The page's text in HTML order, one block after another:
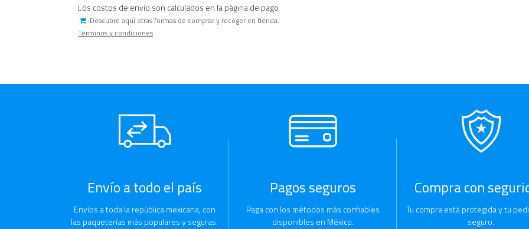
Los costos de envío son calculados en la página de pago
Descubre aquí otras formas de comprar y recoger en tienda.
Términos y condiciones
Envío a todo el país
Envíos a toda la república mexicana, con
las paqueterías más populares y seguras.
Pagos seguros
Paga con los métodos más confiables
disponibles en México.
Compra con
Tu compra está protegida y tu
seguro.